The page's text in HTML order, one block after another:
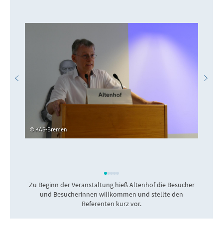
KAS-Bremen
Zu Beginn der Veranstaltung hieß Altenhof die Besucher
und Besucherinnen willkommen und stellte den
Referenten kurz vor.